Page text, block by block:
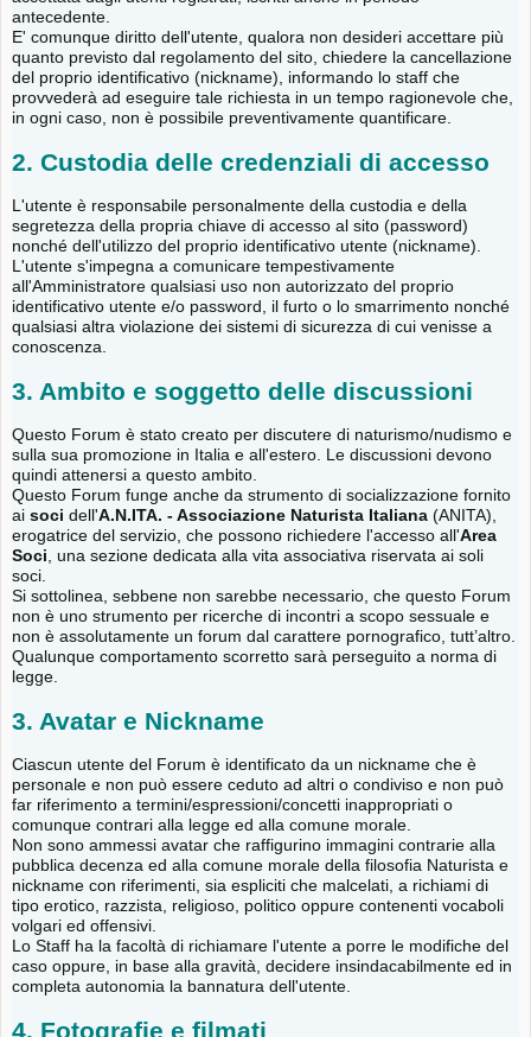
antecedente.
E' comunque diritto dell'utente, qualora non desideri accettare più
quanto previsto dal regolamento del sito, chiedere la cancellazione
del proprio identificativo (nickname), informando lo staff che
provvederà ad eseguire tale richiesta in un tempo ragionevole che,
in ogni caso, non è possibile preventivamente quantificare.
2. Custodia delle credenziali di accesso
L'utente è responsabile personalmente della custodia e della
segretezza della propria chiave di accesso al sito (password)
nonché dell'utilizzo del proprio identificativo utente (nickname).
L'utente s'impegna a comunicare tempestivamente
all'Amministratore qualsiasi uso non autorizzato del proprio
identificativo utente e/o password, il furto o lo smarrimento nonché
qualsiasi altra violazione dei sistemi di sicurezza di cui venisse a
conoscenza.
3. Ambito e soggetto delle discussioni
Questo Forum è stato creato per discutere di naturismo/nudismo e
sulla sua promozione in Italia e all'estero. Le discussioni devono
quindi attenersi a questo ambito.
Questo Forum funge anche da strumento di socializzazione fornito
ai soci dell'A.N.ITA. - Associazione Naturista Italiana (ANITA),
erogatrice del servizio, che possono richiedere l'accesso all'Area
Soci, una sezione dedicata alla vita associativa riservata ai soli
soci.
Si sottolinea, sebbene non sarebbe necessario, che questo Forum
non è uno strumento per ricerche di incontri a scopo sessuale e
non è assolutamente un forum dal carattere pornografico, tutt’altro.
Qualunque comportamento scorretto sarà perseguito a norma di
legge.
3. Avatar e Nickname
Ciascun utente del Forum è identificato da un nickname che è
personale e non può essere ceduto ad altri o condiviso e non può
far riferimento a termini/espressioni/concetti inappropriati o
comunque contrari alla legge ed alla comune morale.
Non sono ammessi avatar che raffigurino immagini contrarie alla
pubblica decenza ed alla comune morale della filosofia Naturista e
nickname con riferimenti, sia espliciti che malcelati, a richiami di
tipo erotico, razzista, religioso, politico oppure contenenti vocaboli
volgari ed offensivi.
Lo Staff ha la facoltà di richiamare l'utente a porre le modifiche del
caso oppure, in base alla gravità, decidere insindacabilmente ed in
completa autonomia la bannatura dell'utente.
4. Fotografie e filmati